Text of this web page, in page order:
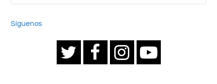
Síguenos
Y